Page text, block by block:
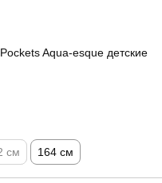
Aqua-esque детские
см 164 см